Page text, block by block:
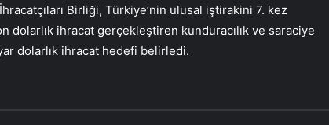
Birliği, Türkiye’nin ulusal iştirakini 7. kez
dolarlık ihracat gerçekleştiren kunduracılık ve saraciye
dolarlık ihracat hedefi belirledi.